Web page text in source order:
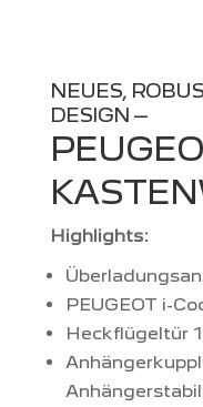
NEUES,
DESIGN –
Highlights:
PEUGEOT i-
Heckflügeltür